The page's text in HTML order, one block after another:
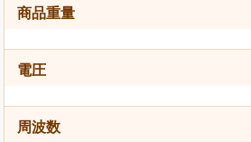
商品重量
電圧
周波数